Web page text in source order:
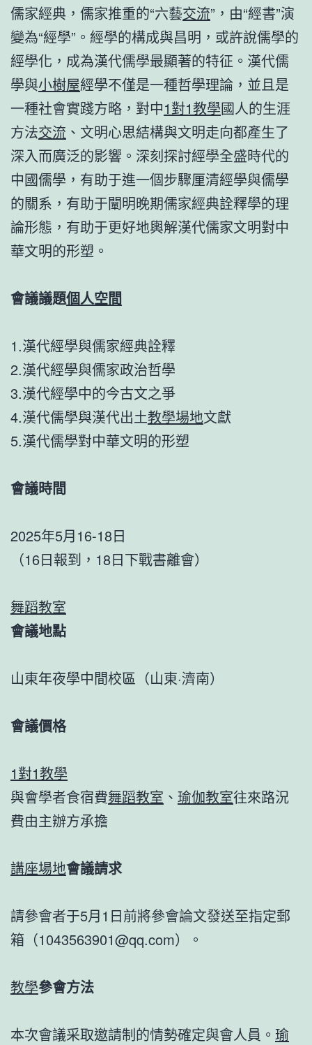
儒家經典，儒家推重的“六藝交流”，由“經書”演
變為“經學”。經學的構成與昌明，或許說儒學的
經學化，成為漢代儒學最顯著的特征。漢代儒
學與小樹屋經學不僅是一種哲學理論，並且是
一種社會實踐方略，對中1對1教學國人的生涯
方法交流 、文明心思結構與文明走向都產生了
深入而廣泛的影響。深刻探討經學全盛時代的
中國儒學，有助于進一個步驟厘清經學與儒學
的關系，有助于闡明晚期儒家經典詮釋學的理
論形態，有助于更好地輿解漢代儒家文明對中
華文明的形塑。
會議議題個人空間
1.漢代經學與儒家經典詮釋
2.漢代經學與儒家政治哲學
3.漢代經學中的今古文之爭
4.漢代儒學與漢代出土教學場地文獻
5.漢代儒學對中華文明的形塑
會議時間
2025年5月16-18日
（16日報到，18日下戰書離會）
舞蹈教室
會議地點
山東年夜學中間校區（山東·濟南）
會議價格
1對1教學
與會學者食宿費舞蹈教室 、 瑜伽教室往來路況
費由主辦方承擔
講座場地會議請求
請參會者于5月1日前將參會論文發送至指定郵
箱（1043563901@qq.com）。
教學參會方法
本次會議采取邀請制的情勢確定與會人員。 瑜